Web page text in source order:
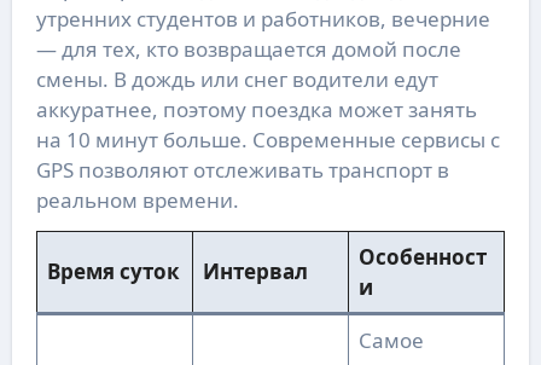
утренних студентов и работников, вечерние
— для тех, кто возвращается домой после
смены. В дождь или снег водители едут
аккуратнее, поэтому поездка может занять
на 10 минут больше. Современные сервисы с
GPS позволяют отслеживать транспорт в
реальном времени.
Время суток Интервал
Особенност
и
Самое